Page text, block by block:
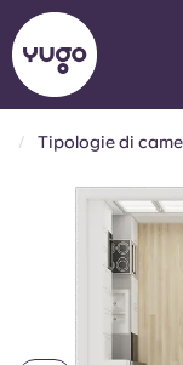
Chi siamo
Altro
Tipologie di